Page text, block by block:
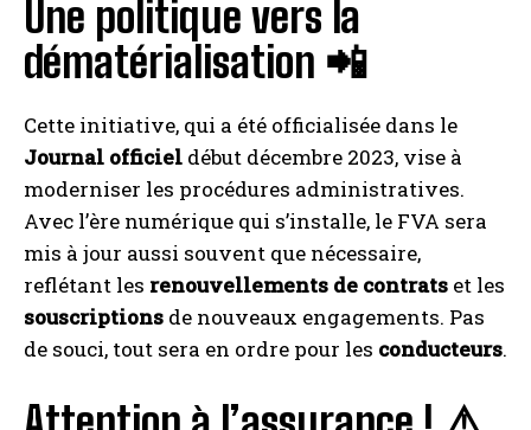
Une politique vers la
dématérialisation 📲
Cette initiative, qui a été officialisée dans le
Journal officiel début décembre 2023, vise à
moderniser les procédures administratives.
Avec l’ère numérique qui s’installe, le FVA sera
mis à jour aussi souvent que nécessaire,
reflétant les renouvellements de contrats et les
souscriptions de nouveaux engagements. Pas
de souci, tout sera en ordre pour les conducteurs.